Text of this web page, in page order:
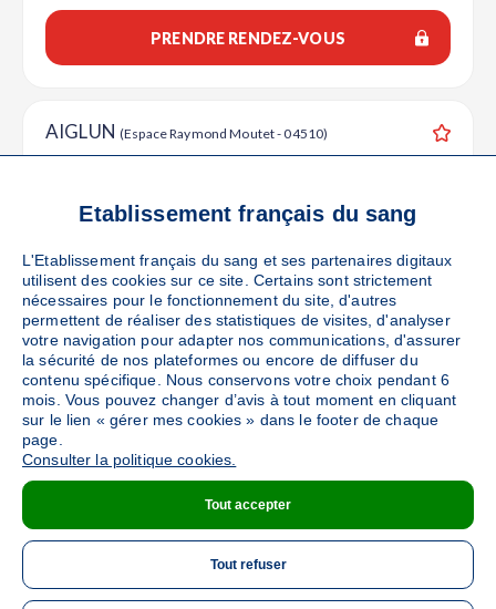
PRENDRE RENDEZ-VOUS
AIGLUN (Espace Raymond Moutet - 04510)
places disponibles
PRENDRE RENDEZ-VOUS
SISTERON(Salle de l'Alcazar - 04200)
Collecte Mobile Sang
Le mardi 29 septembre de 08h à 12h30
PRENDRE RENDEZ-VOUS
Etablissement français du sang
L'Etablissement français du sang et ses partenaires digitaux
utilisent des cookies sur ce site. Certains sont strictement
nécessaires pour le fonctionnement du site, d'autres
permettent de réaliser des statistiques de visites, d'analyser
votre navigation pour adapter nos communications, d'assurer
la sécurité de nos plateformes ou encore de diffuser du
contenu spécifique. Nous conservons votre choix pendant 6
mois. Vous pouvez changer d’avis à tout moment en cliquant
sur le lien « gérer mes cookies » dans le footer de chaque
page.
Consulter la politique cookies.
Tout accepter
Tout refuser